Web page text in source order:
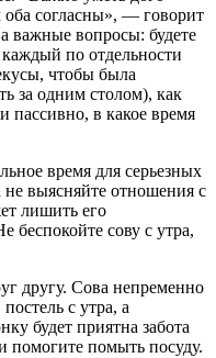
оба согласны», — гово­рит
важные вопросы: будете
по отдель­ности
чтобы была
за одним сто­лом), как
в какое время
время для серьез­ных
выясняйте отношения с
лишить его
беспокойте сову с утра,
Сова не­пременно
с утра, а
будет при­ятна забота
помыть посуду.